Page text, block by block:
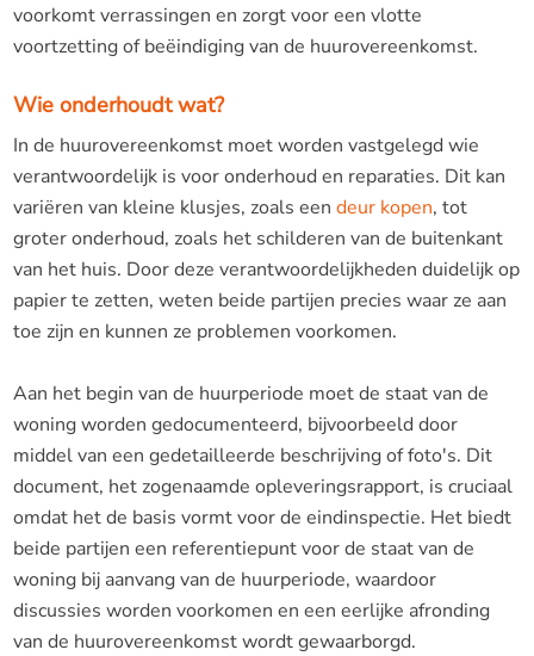
voorkomt verrassingen en zorgt voor een vlotte
voortzetting of beëindiging van de huurovereenkomst.
Wie onderhoudt wat?
In de huurovereenkomst moet worden vastgelegd wie
verantwoordelijk is voor onderhoud en reparaties. Dit kan
variëren van kleine klusjes, zoals een deur kopen, tot
groter onderhoud, zoals het schilderen van de buitenkant
van het huis. Door deze verantwoordelijkheden duidelijk op
papier te zetten, weten beide partijen precies waar ze aan
toe zijn en kunnen ze problemen voorkomen.
Aan het begin van de huurperiode moet de staat van de
woning worden gedocumenteerd, bijvoorbeeld door
middel van een gedetailleerde beschrijving of foto's. Dit
document, het zogenaamde opleveringsrapport, is cruciaal
omdat het de basis vormt voor de eindinspectie. Het biedt
beide partijen een referentiepunt voor de staat van de
woning bij aanvang van de huurperiode, waardoor
discussies worden voorkomen en een eerlijke afronding
van de huurovereenkomst wordt gewaarborgd.